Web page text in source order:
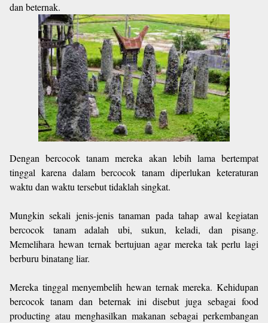
dan beternak.
Dengan bercocok tanam mereka akan lebih lama bertempat
tinggal karena dalam bercocok tanam diperlukan keteraturan
waktu dan waktu tersebut tidaklah singkat.
Mungkin sekali jenis-jenis tanaman pada tahap awal kegiatan
bercocok tanam adalah ubi, sukun, keladi, dan pisang.
Memelihara hewan ternak bertujuan agar mereka tak perlu lagi
berburu binatang liar.
Mereka tinggal menyembelih hewan ternak mereka. Kehidupan
bercocok tanam dan beternak ini disebut juga sebagai food
producting atau menghasilkan makanan sebagai perkembangan